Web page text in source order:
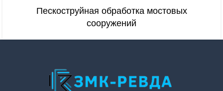
Пескоструйная обработка мостовых
сооружений